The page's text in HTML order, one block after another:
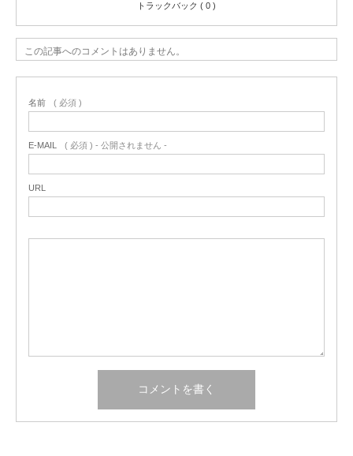
トラックバック ( 0 )
この記事へのコメントはありません。
名前 ( 必須 )
E-MAIL ( 必須 ) - 公開されません -
URL